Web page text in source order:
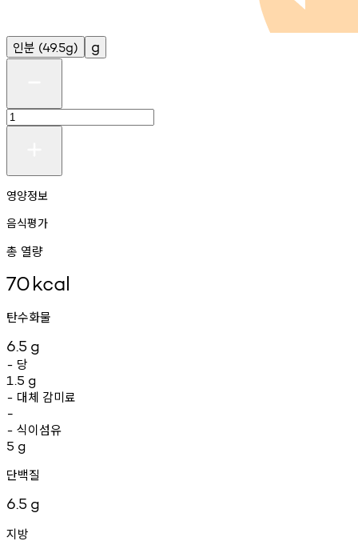
인분 (49.5g) g
영양정보
음식평가
총 열량
70kcal
탄수화물
6.5 g
- 당
1.5 g
- 대체 감미료
-
- 식이섬유
5 g
단백질
6.5 g
지방